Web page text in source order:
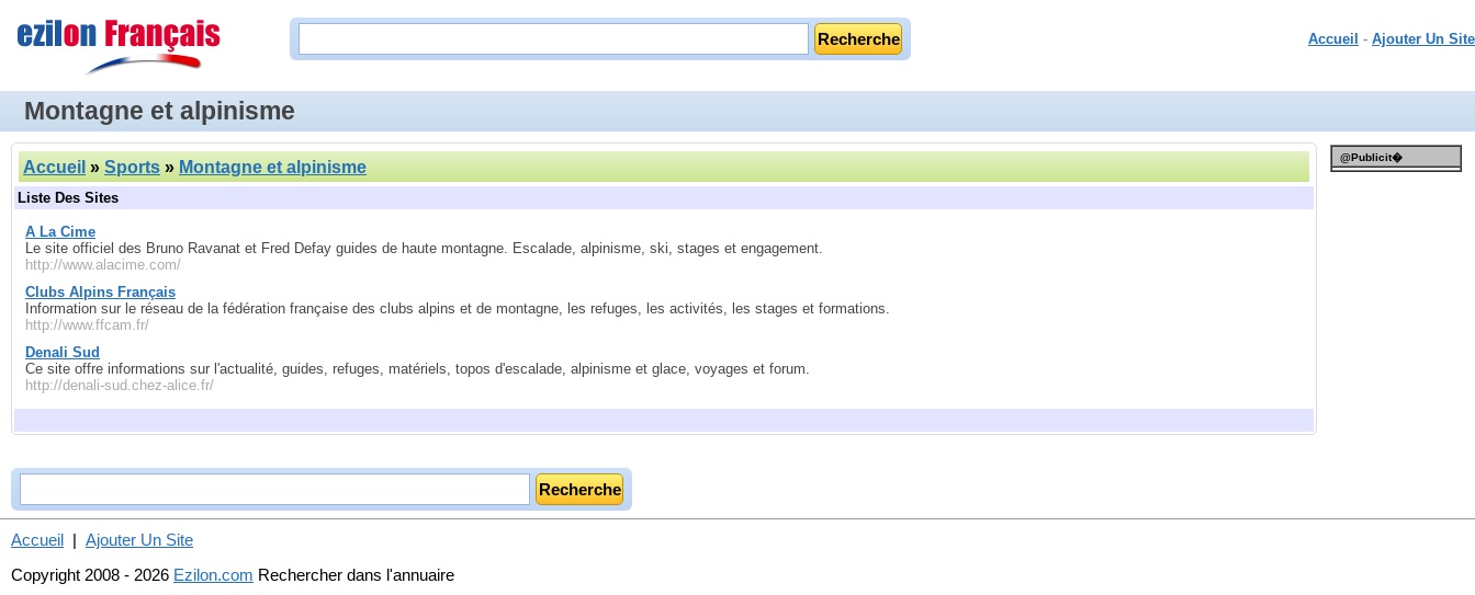
Accueil - Ajouter Un Site
Montagne et alpinisme
Accueil » Sports » Montagne et alpinisme
Liste Des Sites
A La Cime
Le site officiel des Bruno Ravanat et Fred Defay guides de haute montagne. Escalade, alpinisme, ski, stages et engagement.
http://www.alacime.com/
Clubs Alpins Français
Information sur le réseau de la fédération française des clubs alpins et de montagne, les refuges, les activités, les stages et formations.
http://www.ffcam.fr/
Denali Sud
Ce site offre informations sur l'actualité, guides, refuges, matériels, topos d'escalade, alpinisme et glace, voyages et forum.
http://denali-sud.chez-alice.fr/
@Publicit�
Accueil | Ajouter Un Site
Copyright 2008 - 2026 Ezilon.com Rechercher dans l'annuaire